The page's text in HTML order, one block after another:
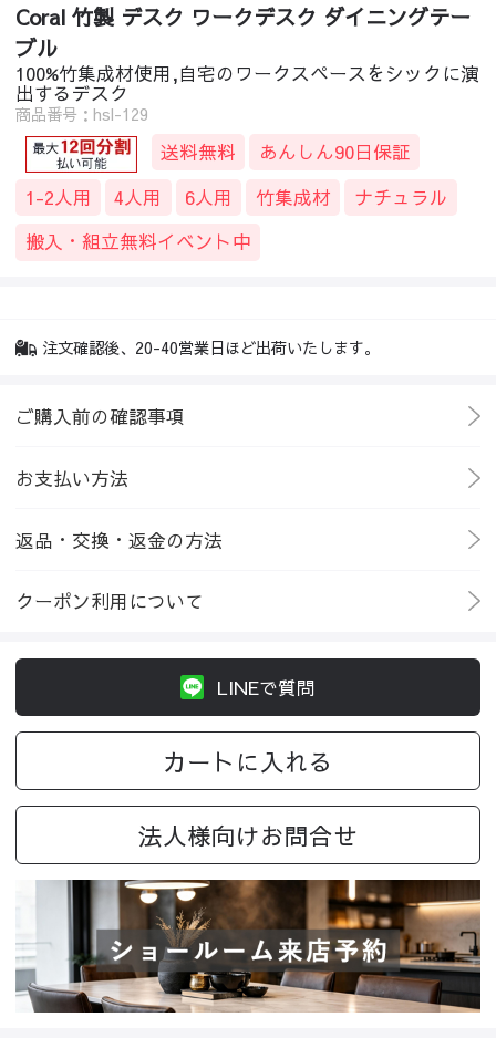
Coral 竹製 デスク ワークデスク ダイニングテー
ブル
100%竹集成材使用,自宅のワークスペースをシックに演
出するデスク
商品番号：hsl-129
送料無料
あんしん90日保証
1-2人用
4人用 6人用 竹集成材
ナチュラル
搬入・組立無料イベント中
注文確認後、20-40営業日ほど出荷いたします。
ご購入前の確認事項
お支払い方法
返品・交換・返金の方法
クーポン利用について
LINEで質問
カートに入れる
法人様向けお問合せ